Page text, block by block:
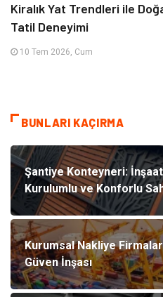
Kiralık Yat Trendleri ile
Tatil Deneyimi
10 Tem 2026, Cum
BUNLARI KAÇIRMA
Şantiye Konteyneri:
Kurulumlu ve Konforlu
Kurumsal Nakliye
Güven İnşası